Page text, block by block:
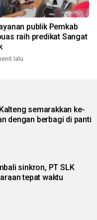
publik Pemkab
raih predikat Sangat
lalu
semarakkan ke-
dengan berbagi di panti
sinkron, PT SLK
tepat waktu